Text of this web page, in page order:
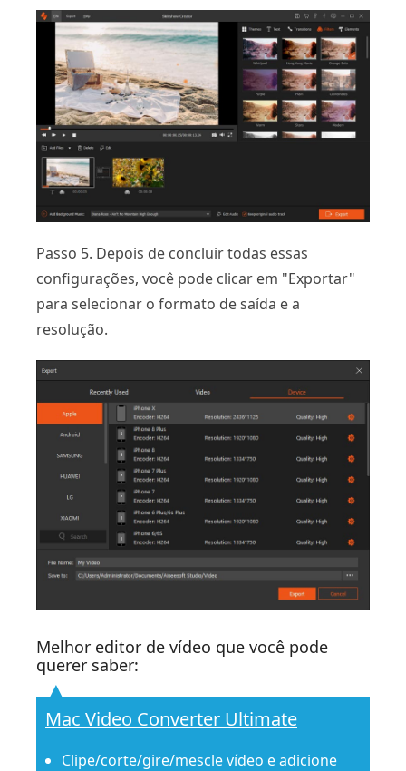
Passo 5. Depois de concluir todas essas
configurações, você pode clicar em "Exportar"
para selecionar o formato de saída e a
resolução.
Melhor editor de vídeo que você pode
querer saber:
Mac Video Converter Ultimate
Clipe/corte/gire/mescle vídeo e adicione